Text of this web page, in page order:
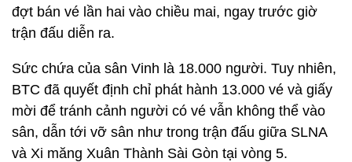
đợt bán vé lần hai vào chiều mai, ngay trước giờ
trận đấu diễn ra.
Sức chứa của sân Vinh là 18.000 người. Tuy nhiên,
BTC đã quyết định chỉ phát hành 13.000 vé và giấy
mời để tránh cảnh người có vé vẫn không thể vào
sân, dẫn tới vỡ sân như trong trận đấu giữa SLNA
và Xi măng Xuân Thành Sài Gòn tại vòng 5.